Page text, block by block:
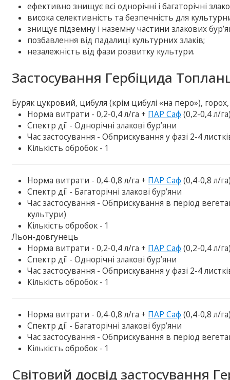
ефективно знищує всі однорічні і багаторічні
висока селективність та безпечність для
знищує підземну і наземну частини злакових
позбавлення від падалиці культурних злаків;
незалежність від фази розвитку культури.
Застосування Гербіцида
Буряк цукровий, цибуля (крім цибулі «на перо»),
Норма витрати - 0,2-0,4 л/га + ПАР Саф (0,2-0,4 л/
Спектр дії - Однорічні злакові бур’яни
Час застосування - Обприскування у фазі 2-4
Кількість обробок - 1
Норма витрати - 0,4-0,8 л/га + ПАР Саф (0,4-0,8 л/
Спектр дії - Багаторічні злакові бур’яни
Час застосування - Обприскування в період
культури)
Кількість обробок - 1
Льон-довгунець
Норма витрати - 0,2-0,4 л/га + ПАР Саф (0,2-0,4 л/
Спектр дії - Однорічні злакові бур’яни
Час застосування - Обприскування у фазі 2-4
Кількість обробок - 1
Норма витрати - 0,4-0,8 л/га + ПАР Саф (0,4-0,8 л/
Спектр дії - Багаторічні злакові бур’яни
Час застосування - Обприскування в період
Кількість обробок - 1
Світовий досвід застосування